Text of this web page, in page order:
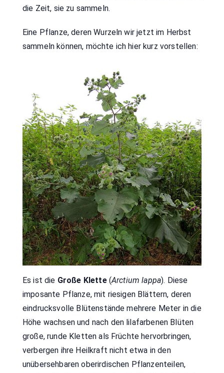
die Zeit, sie zu sammeln.
Eine Pflanze, deren Wurzeln wir jetzt im Herbst
sammeln können, möchte ich hier kurz vorstellen:
Es ist die Große Klette(Arctium lappa). Diese
imposante Pflanze, mit riesigen Blättern, deren
eindrucksvolle Blütenstände mehrere Meter in die
Höhe wachsen und nach den lilafarbenen Blüten
große, runde Kletten als Früchte hervorbringen,
verbergen ihre Heilkraft nicht etwa in den
unübersehbaren oberirdischen Pflanzenteilen,